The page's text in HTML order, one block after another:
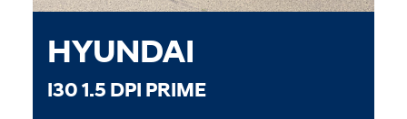
HYUNDAI
I30 1.5 DPI PRIME